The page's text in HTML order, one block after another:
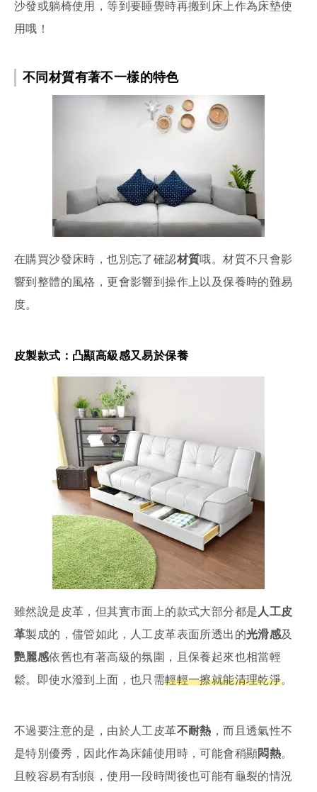
沙發或躺椅使用，等到要睡覺時再搬到床上作為床墊使
用哦！
不同材質有著不一樣的特色
在購買沙發床時，也別忘了確認材質哦。材質不只會影
響到整體的風格，更會影響到操作上以及保養時的難易
度。
皮製款式：凸顯高級感又易於保養
雖然說是皮革，但其實市面上的款式大部分都是 人工皮
革製成的，儘管如此，人工皮革表面所透出的光滑感及
艷麗感依舊也有著高級的氛圍，且保養起來也相當輕
鬆。即使水潑到上面，也只需輕輕一擦就能清理乾淨。
不過要注意的是，由於人工皮革不耐熱 ，而且透氣性不
是特別優秀，因此作為床鋪使用時，可能會稍顯悶熱。
且較容易有刮痕，使用一段時間後也可能有龜裂的情況